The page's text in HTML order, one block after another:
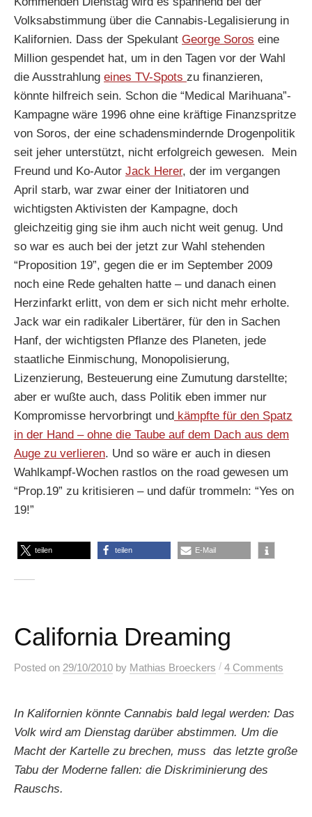
Volksabstimmung über die Cannabis-Legalisierung in
Kalifornien. Dass der Spekulant George Soros eine
Million gespendet hat, um in den Tagen vor der Wahl
die Ausstrahlung eines TV-Spots zu finanzieren,
könnte hilfreich sein. Schon die “Medical Marihuana”-
Kampagne wäre 1996 ohne eine kräftige Finanzspritze
von Soros, der eine schadensmindernde Drogenpolitik
seit jeher unterstützt, nicht erfolgreich gewesen. Mein
Freund und Ko-Autor Jack Herer, der im vergangen
April starb, war zwar einer der Initiatoren und
wichtigsten Aktivisten der Kampagne, doch
gleichzeitig ging sie ihm auch nicht weit genug. Und
so war es auch bei der jetzt zur Wahl stehenden
“Proposition 19”, gegen die er im September 2009
noch eine Rede gehalten hatte – und danach einen
Herzinfarkt erlitt, von dem er sich nicht mehr erholte.
Jack war ein radikaler Libertärer, für den in Sachen
Hanf, der wichtigsten Pflanze des Planeten, jede
staatliche Einmischung, Monopolisierung,
Lizenzierung, Besteuerung eine Zumutung darstellte;
aber er wußte auch, dass Politik eben immer nur
Kompromisse hervorbringt und kämpfte für den Spatz
in der Hand – ohne die Taube auf dem Dach aus dem
Auge zu verlieren. Und so wäre er auch in diesen
Wahlkampf-Wochen rastlos on the road gewesen um
“Prop.19” zu kritisieren – und dafür trommeln: “Yes on
19!”
teilen teilen E-Mail
California Dreaming
Posted on 29/10/2010 by Mathias Broeckers / 4 Comments
In Kalifornien könnte Cannabis bald legal werden: Das
Volk wird am Dienstag darüber abstimmen. Um die
Macht der Kartelle zu brechen, muss das letzte große
Tabu der Moderne fallen: die Diskriminierung des
Rauschs.